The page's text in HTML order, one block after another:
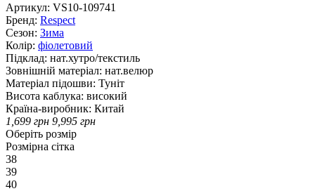
Артикул: VS10-109741
Бренд: Respect
Сезон: Зима
Колір: фіолетовий
Підклад: нат.хутро/текстиль
Зовнішній матеріал: нат.велюр
Матеріал підошви: Туніт
Висота каблука: високий
Країна-виробник: Китай
1,699 грн 9,995 грн
Оберіть розмір
Розмірна сітка
38
39
40